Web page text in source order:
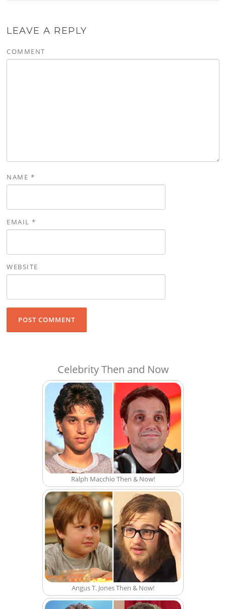
LEAVE A REPLY
COMMENT
NAME *
EMAIL*
WEBSITE
Celebrity Then and Now
Ralph Macchio Then & Now!
Angus T. Jones Then & Now!